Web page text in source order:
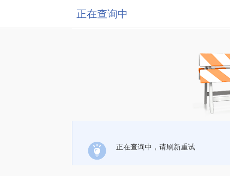
正在查询中
正在查询中，请刷新重试